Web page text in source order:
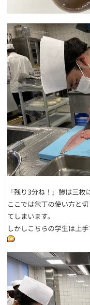
「残り3分ね！」 鯵は三枚
ここでは包丁の使い方と
てしまいます。
しかしこちらの学生は上